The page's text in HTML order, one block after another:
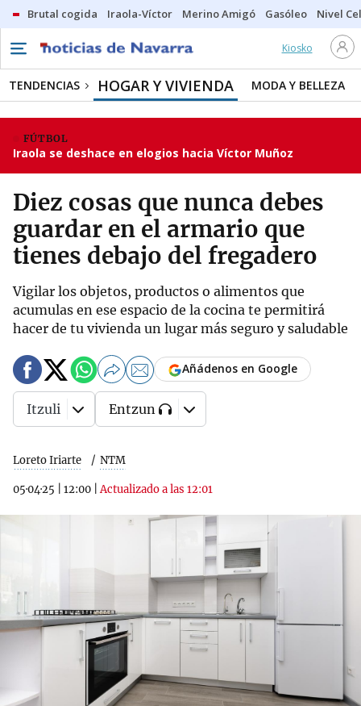
Brutal cogida Iraola-Víctor Merino Amigó Gasóleo Nivel
Kiosko
TENDENCIAS HOGAR Y VIVIENDA MODA Y BELLEZA
FÚTBOL
Iraola se deshace en elogios hacia Víctor Muñoz
Diez cosas que nunca debes
guardar en el armario que
tienes debajo del fregadero
Vigilar los objetos, productos o alimentos que
acumulas en ese espacio de la cocina te permitirá
hacer de tu vivienda un lugar más seguro y saludable
Loreto Iriarte NTM
05·04·25 12:00 |Actualizado a las 12:01
Añádenos en Google
Itzuli Entzun